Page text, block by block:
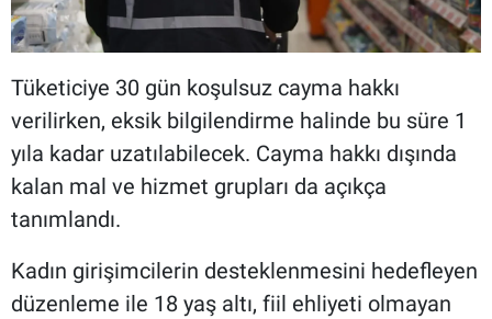
Tüketiciye 30 gün koşulsuz cayma hakkı
verilirken, eksik bilgilendirme halinde bu süre 1
yıla kadar uzatılabilecek. Cayma hakkı dışında
kalan mal ve hizmet grupları da açıkça
tanımlandı.
Kadın girişimcilerin desteklenmesini hedefleyen
düzenleme ile 18 yaş altı, fiil ehliyeti olmayan